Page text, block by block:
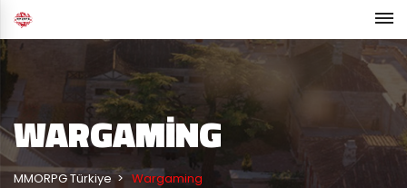
WARGAMING
MMORPG Türkiye Wargaming